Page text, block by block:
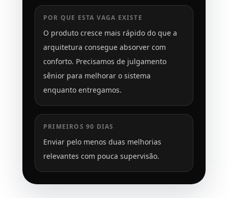
POR QUE ESTA VAGA EXISTE
O produto cresce mais rápido do que a
arquitetura consegue absorver com
conforto. Precisamos de julgamento
sênior para melhorar o sistema
enquanto entregamos.
PRIMEIROS 90 DIAS
Enviar pelo menos duas melhorias
relevantes com pouca supervisão.